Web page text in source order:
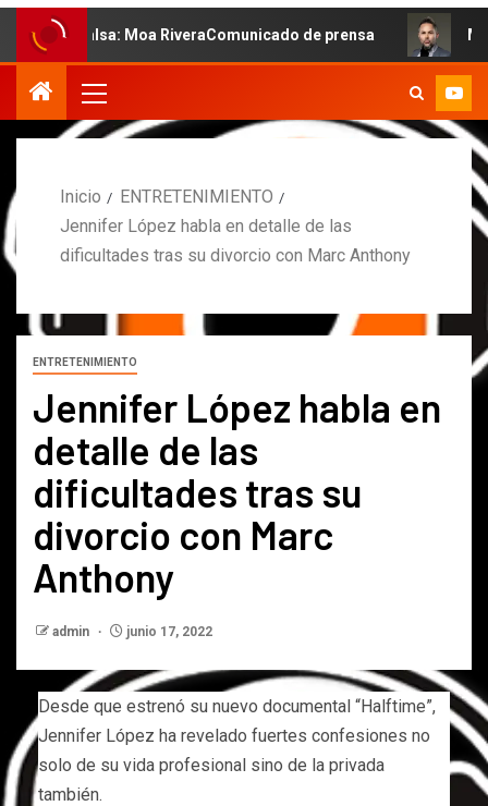
Moa RiveraComunicado de prensa MARCOS
Inicio
ENTRETENIMIENTO
Jennifer López habla en detalle de las
dificultades tras su divorcio con Marc Anthony
ENTRETENIMIENTO
Jennifer López habla en
detalle de las
dificultades tras su
divorcio con Marc
Anthony
admin junio 17, 2022
Desde que estrenó su nuevo documental “Halftime”,
Jennifer López ha revelado fuertes confesiones no
solo de su vida profesional sino de la privada
también.